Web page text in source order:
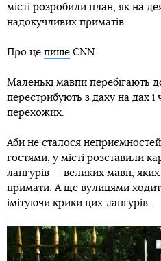
місті розробили план, як на
надокучливих приматів.
Про це пише CNN.
Маленькі мавпи перебігають
перестрибують з даху на дах і
перехожих.
Аби не сталося
гостями, у місті розставили
лангурів — великих мавп,
примати. А ще вулицями
імітуючи крики цих лангурів.